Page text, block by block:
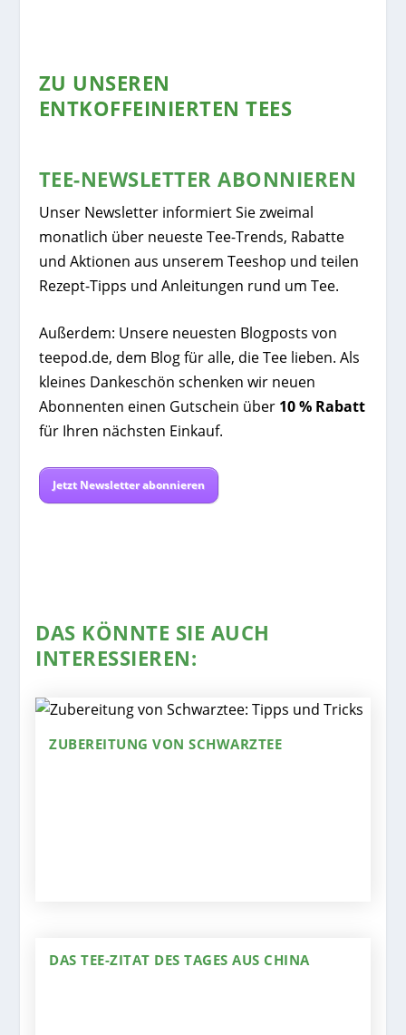
ZU UNSEREN
ENTKOFFEINIERTEN TEES
TEE-NEWSLETTER ABONNIEREN
Unser Newsletter informiert Sie zweimal
monatlich über neueste Tee-Trends, Rabatte
und Aktionen aus unserem Teeshop und teilen
Rezept-Tipps und Anleitungen rund um Tee.
Außerdem: Unsere neuesten Blogposts von
teepod.de, dem Blog für alle, die Tee lieben. Als
kleines Dankeschön schenken wir neuen
Abonnenten einen Gutschein über 10 % Rabatt
für Ihren nächsten Einkauf.
Jetzt Newsletter abonnieren
DAS KÖNNTE SIE AUCH
INTERESSIEREN:
ZUBEREITUNG VON SCHWARZTEE
DAS TEE-ZITAT DES TAGES AUS CHINA